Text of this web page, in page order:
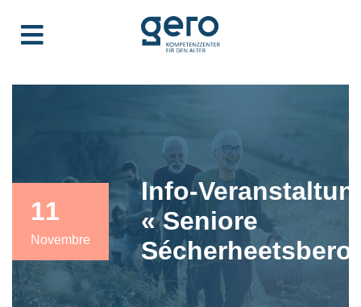
11
Novembre
Info-
« Seniore